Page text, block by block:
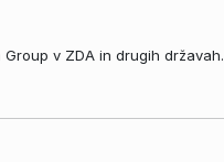
v ZDA in drugih državah.